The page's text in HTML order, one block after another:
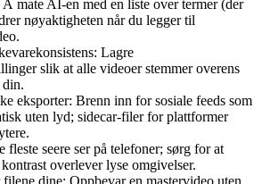
mate AI-en med en liste over termer (der
nøyaktigheten når du legger til
Lagre
slik at alle videoer stemmer overens
din.
eksporter: Brenn inn for sosiale feeds som
uten lyd; sidecar-filer for plattformer
fleste seere ser på telefoner; sørg for at
overlever lyse omgivelser.